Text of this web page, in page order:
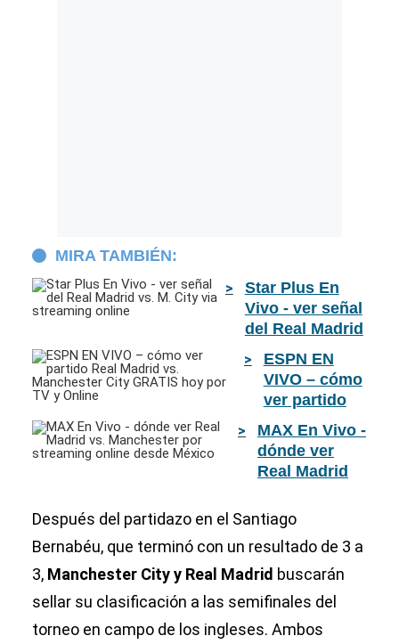
MIRA TAMBIÉN:
Star Plus En
Vivo - ver señal
del Real Madrid
vs. M. City via
streaming
online
ESPN EN
VIVO – cómo
ver partido
Real Madrid
vs.
Manchester
City GRATIS
Online
MAX En Vivo -
dónde ver
Real Madrid
Manchester
por streaming
online desde
México
Después del partidazo en el Santiago
Bernabéu, que terminó con un resultado de 3 a
3, Manchester City y Real Madrid buscarán
sellar su clasificación a las semifinales del
torneo en campo de los ingleses. Ambos